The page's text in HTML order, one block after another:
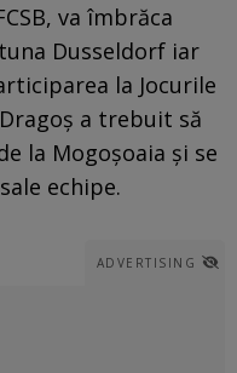
va îmbrăca
Dusseldorf iar
la Jocurile
a trebuit să
la Mogoșoaia și se
echipe.
ADVERTISING